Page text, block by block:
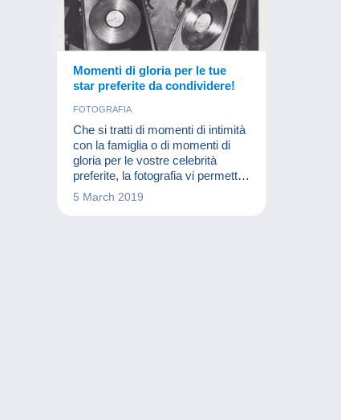
Momenti di gloria per le tue
star preferite da condividere!
FOTOGRAFIA
Che si tratti di momenti di intimità
con la famiglia o di momenti di
gloria per le vostre celebrità
preferite, la fotografia vi permette
di rivivere momenti preziosi.
5 March 2019